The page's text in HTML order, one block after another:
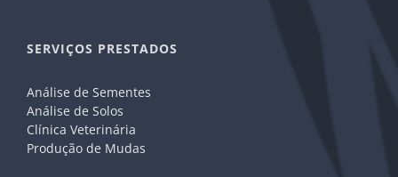
SERVIÇOS PRESTADOS
Análise de Sementes
Análise de Solos
Clínica Veterinária
Produção de Mudas